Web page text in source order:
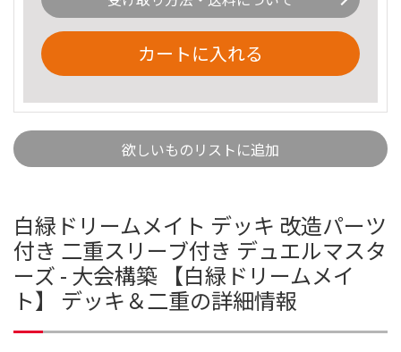
カートに入れる
欲しいものリストに追加
白緑ドリームメイト デッキ 改造パーツ
付き 二重スリーブ付き デュエルマスタ
ーズ - 大会構築 【白緑ドリームメイ
ト】 デッキ＆二重の詳細情報